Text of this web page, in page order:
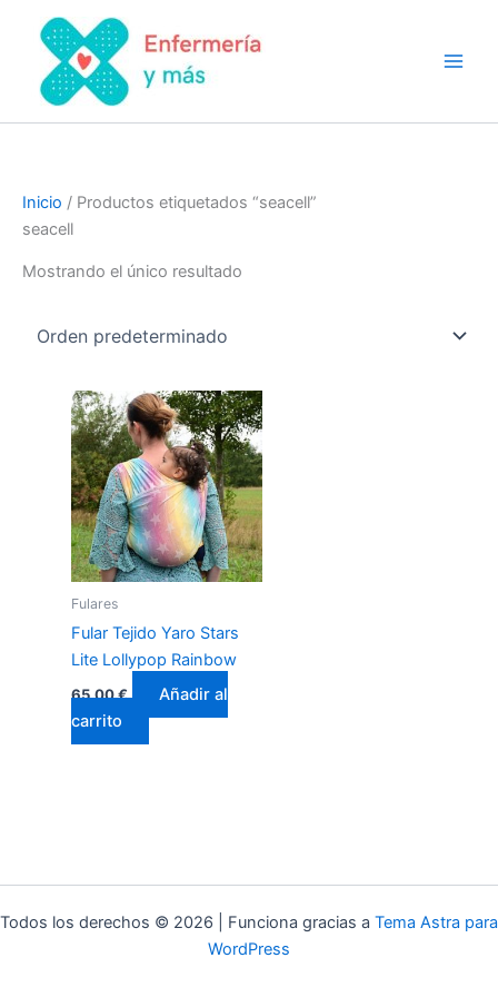
contenido
Inicio / Productos etiquetados “seacell”
seacell
Mostrando el único resultado
Fulares
Fular Tejido Yaro Stars
Lite Lollypop Rainbow
65,00€
Añadir al
carrito
Todos los derechos © 2026 | Funciona gracias a Tema Astra para
WordPress